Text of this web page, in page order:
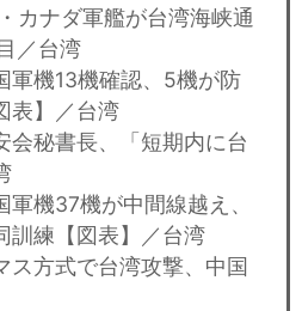
カナダ軍艦が台湾海峡通
／台湾
軍機13機確認、5機が防
表】／台湾
会秘書長、「短期内に台
軍機37機が中間線越え、
訓練【図表】／台湾
ス方式で台湾攻撃、中国